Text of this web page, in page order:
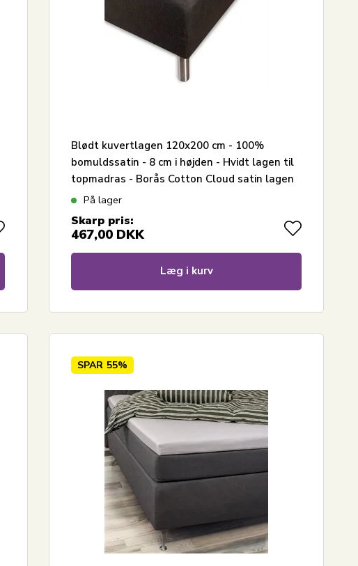
Blødt kuvertlagen 120x200 cm - 100%
bomuldssatin - 8 cm i højden - Hvidt lagen til
topmadras - Borås Cotton Cloud satin lagen
På lager
Skarp pris:
467,00 DKK
Læg i kurv
SPAR 55%